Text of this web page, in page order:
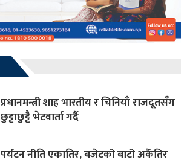
प्रधानमन्त्री शाह भारतीय र चिनियाँ राजदूतसँग
छुट्टाछुट्टै भेटवार्ता गर्दै
पर्यटन नीति एकातिर, बजेटको बाटो अर्कैतिर